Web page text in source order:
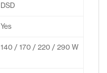
DSD
Yes
140 / 170 / 220 / 290 W